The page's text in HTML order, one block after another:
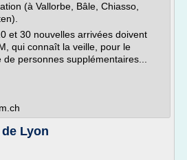
(à Vallorbe, Bâle, Chiasso,
et 30 nouvelles arrivées doivent
qui connaît la veille, pour le
personnes supplémentaires...
Lyon